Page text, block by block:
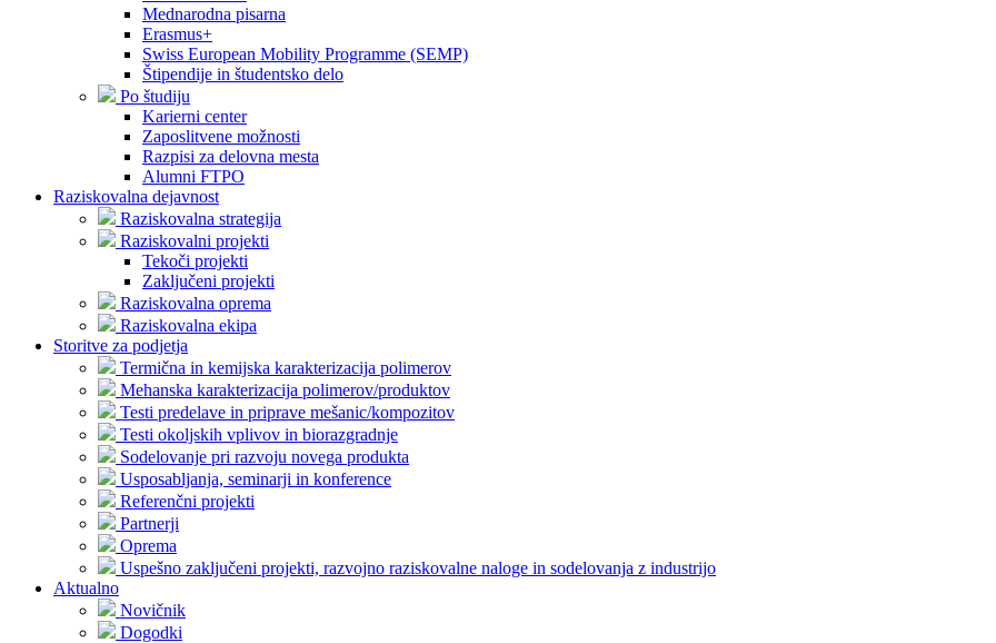
Mednarodna pisarna
Erasmus+
Swiss European Mobility Programme (SEMP)
Štipendije in študentsko delo
Po študiju
Karierni center
Zaposlitvene možnosti
Razpisi za delovna mesta
Alumni FTPO
Raziskovalna dejavnost
Raziskovalna strategija
Raziskovalni projekti
Tekoči projekti
Zaključeni projekti
Raziskovalna oprema
Raziskovalna ekipa
Storitve za podjetja
Termična in kemijska karakterizacija polimerov
Mehanska karakterizacija polimerov/produktov
Testi predelave in priprave mešanic/kompozitov
Testi okoljskih vplivov in biorazgradnje
Sodelovanje pri razvoju novega produkta
Usposabljanja, seminarji in konference
Referenčni projekti
Partnerji
Oprema
Uspešno zaključeni projekti, razvojno raziskovalne naloge in sodelovanja z industrijo
Aktualno
Novičnik
Dogodki